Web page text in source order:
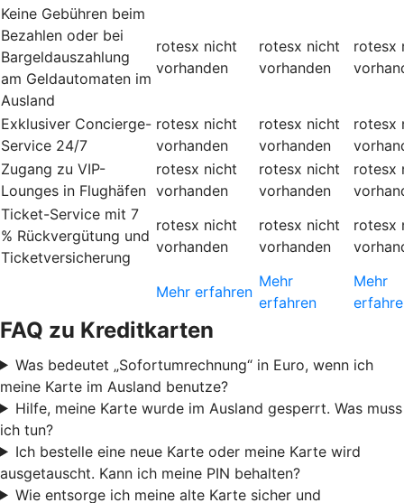
Keine Gebühren beim
Bezahlen oder bei
Bargeldauszahlung
am Geldautomaten im
Ausland
rotesx nicht
vorhanden
rotesx nicht
vorhanden
rotesx
Exklusiver Concierge-
Service 24/7
rotesx nicht
vorhanden
rotesx nicht
vorhanden
rotesx
Zugang zu VIP-
Lounges in Flughäfen
rotesx nicht
vorhanden
rotesx nicht
vorhanden
rotesx
Ticket-Service mit 7
% Rückvergütung und
Ticketversicherung
rotesx nicht
vorhanden
rotesx nicht
vorhanden
rotesx
Mehr erfahren
Mehr
erfahren
Mehr
FAQ zu Kreditkarten
Was bedeutet „Sofortumrechnung“ in Euro, wenn ich
meine Karte im Ausland benutze?
Hilfe, meine Karte wurde im Ausland gesperrt. Was muss
ich tun?
Ich bestelle eine neue Karte oder meine Karte wird
ausgetauscht. Kann ich meine PIN behalten?
Wie entsorge ich meine alte Karte sicher und